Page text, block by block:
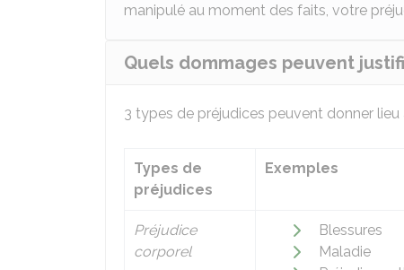
manipulé au moment des faits, votre
Quels dommages peuvent
3 types de préjudices peuvent donner
Types de
préjudices
Exemples
Préjudice
corporel
Blessures
Maladie